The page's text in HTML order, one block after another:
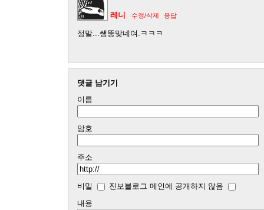
레니 수정/삭제 응답
정말...쌩뚱맞네여.ㅋㅋㅋ
댓글 남기기
이름
암호
주소
비밀
진보블로그 메인에 공개하지 않음
내용